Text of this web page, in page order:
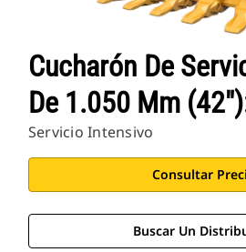
Cucharón De
De 1.050 Mm
Servicio Intensivo
Consultar
Buscar Un